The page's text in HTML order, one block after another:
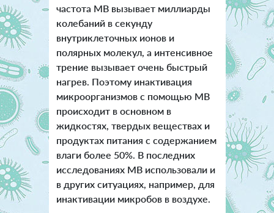
частота МВ вызывает миллиарды
колебаний в секунду
внутриклеточных ионов и
полярных молекул, а интенсивное
трение вызывает очень быстрый
нагрев. Поэтому инактивация
микроорганизмов с помощью МВ
происходит в основном в
жидкостях, твердых веществах и
продуктах питания с содержанием
влаги более 50%. В последних
исследованиях МВ использовали и
в других ситуациях, например, для
инактивации микробов в воздухе.